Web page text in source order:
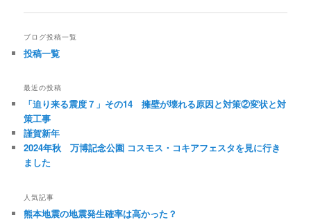
ナ
ー
ョ
ン
ブログ投稿一覧
投稿一覧
最近の投稿
「迫り来る震度７」その14 擁壁が壊れる原因と対策②変状と対
策工事
謹賀新年
2024年秋 万博記念公園 コスモス・コキアフェスタを見に行き
ました
人気記事
熊本地震の地震発生確率は高かった？